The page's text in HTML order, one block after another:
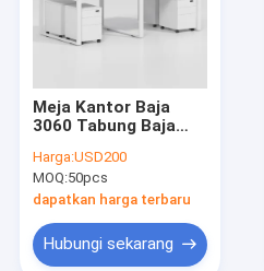
Meja Kantor Baja
3060 Tabung Baja
Mempekerjakan
Workstation Cluster
Harga:USD200
MOQ:50pcs
dapatkan harga terbaru
Hubungi sekarang